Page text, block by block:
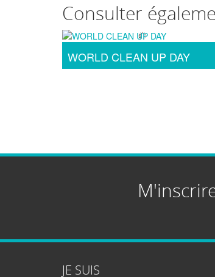
Consulter
WORLD CLEAN UP DAY
JE SUIS